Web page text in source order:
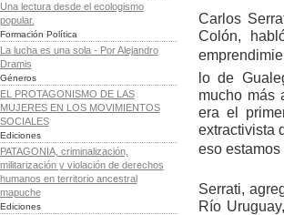
Una lectura desde el ecologismo
popular.
Formación Política
La lucha es una sola - Por Alejandro
Dramis
Géneros
EL PROTAGONISMO DE LAS
MUJERES EN LOS MOVIMIENTOS
SOCIALES
Ediciones
PATAGONIA, criminalización,
militarización y violación de derechos
humanos en territorio ancestral
mapuche
Ediciones
Carlos
Colón,
lo de
mucho más
era el
extractivista
eso estamos
Serrati,
Río